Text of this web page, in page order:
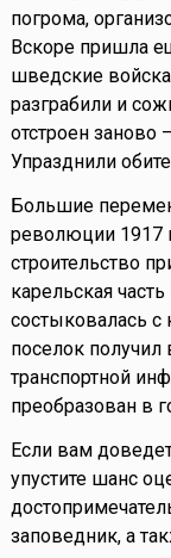
погрома,
Вскоре пришла
шведские
разграбили и
отстроен заново
Упразднили
Большие
революции 1917
строительство
карельская
состыковалась
поселок получил
транспортной
преобразован в
Если вам
упустите шанс
заповедник, а